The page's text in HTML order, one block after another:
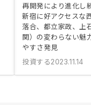
再開発により進化し
新宿に好アクセスな
落合、都立家政、上
関）の変わらない魅
やすさ発見
投資する2023.11.14